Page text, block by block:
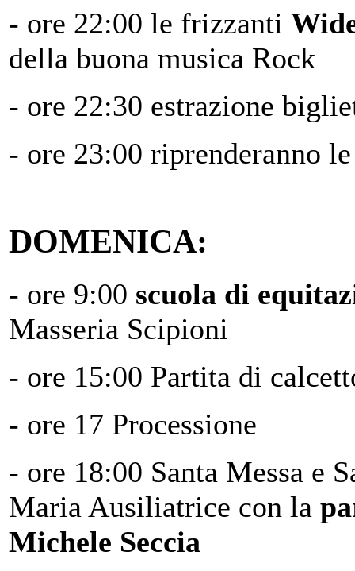
- ore 22:00 le frizzanti
della buona musica Rock
- ore 22:30 estrazione
- ore 23:00 riprenderanno
DOMENICA:
- ore 9:00 scuola di
Masseria Scipioni
- ore 15:00 Partita di
- ore 17 Processione
- ore 18:00 Santa Messa e
Maria Ausiliatrice con la
Michele Seccia